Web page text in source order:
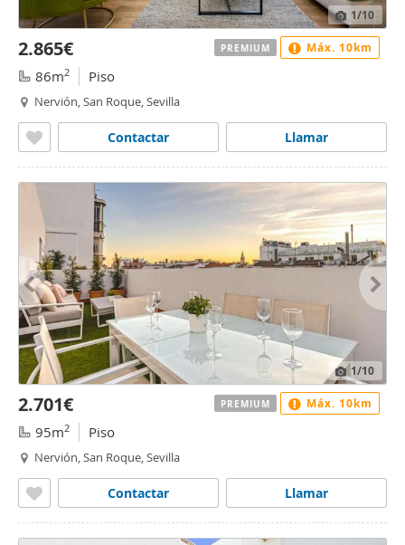
1/10
2.865€
86m2 Piso
Nervión, San Roque, Sevilla
Llamar
Contactar
PREMIUM Máx. 10km
1/10
2.701€
95m2 Piso
Nervión, San Roque, Sevilla
Llamar
Contactar
PREMIUM Máx. 10km